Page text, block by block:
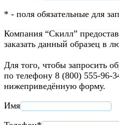
* - поля обязательные для
Компания “Скилл”
заказать данный образец в
Для того, чтобы запросить
по телефону 8 (800) 555-96-
нижеприведённую форму.
Имя